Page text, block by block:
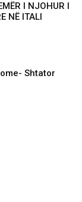
I NJOHUR I
NË ITALI
Shtator